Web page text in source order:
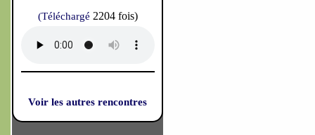
(Téléchargé 2204 fois)
Voir les autres rencontres